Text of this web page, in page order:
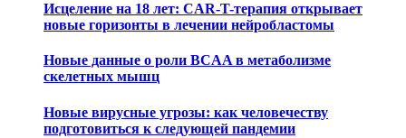
Исцеление на 18 лет: CAR-T-терапия открывает
новые горизонты в лечении нейробластомы
Новые данные о роли BCAA в метаболизме
скелетных мышц
Новые вирусные угрозы: как человечеству
подготовиться к следующей пандемии